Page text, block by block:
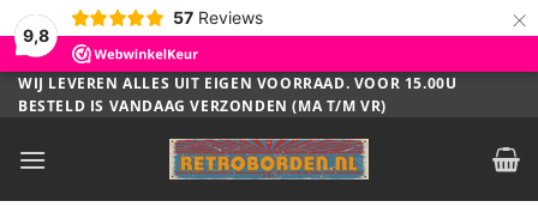
9,8
57 Reviews ×
Ga
naar
WIJ LEVEREN ALLES UIT EIGEN VOORRAAD. VOOR 15.00U
BESTELD IS VANDAAG VERZONDEN (MA T/M VR)